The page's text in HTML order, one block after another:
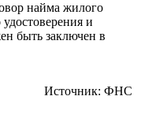
найма жилого
и
быть заключен в
Источник: ФНС